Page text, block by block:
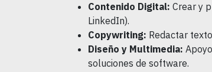
Contenido Digital: Crear y
LinkedIn).
Copywriting: Redactar
Diseño y Multimedia:
soluciones de software.